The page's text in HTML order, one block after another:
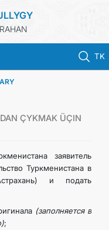
TK
UZALTMAK
ÇYKMAK ÜÇIN
заявитель
Туркменистана в
и подать
(заполняется в
;